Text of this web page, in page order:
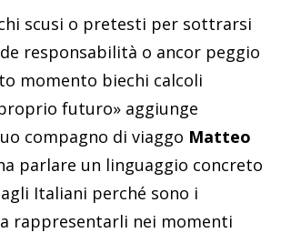
scusi o pretesti per sottrarsi
responsabilità o ancor peggio
momento biechi calcoli
futuro» aggiunge
compagno di viaggo Matteo
parlare un linguaggio concreto
Italiani perché sono i
rappresentarli nei momenti